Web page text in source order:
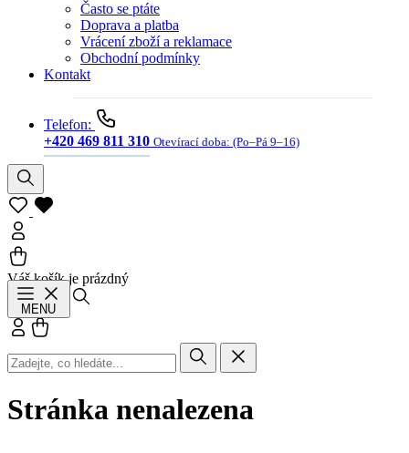
Často se ptáte
Doprava a platba
Vrácení zboží a reklamace
Obchodní podmínky
Kontakt
Telefon:
+420 469 811 310 Otevírací doba: (Po–Pá 9–16)
Váš košík je prázdný
MENU
Přihlásit se
Stránka nenalezena